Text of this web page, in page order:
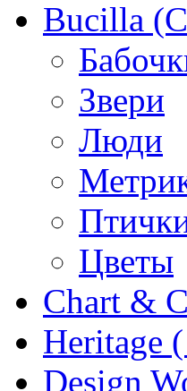
Bucilla
Звери
Люди
Цветы
Chart &
Heritage
Design